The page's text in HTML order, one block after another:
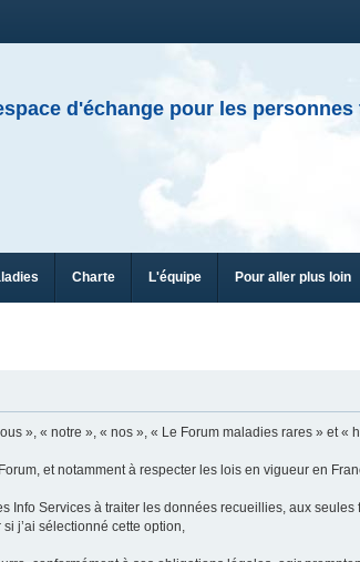
d'échange pour les
Charte L'équipe Pour aller plus loin
», « notre », « nos », « Le Forum maladies rares » et «
et notamment à respecter les lois en vigueur en
Info Services à traiter les données recueillies, aux
j’ai sélectionné cette option,